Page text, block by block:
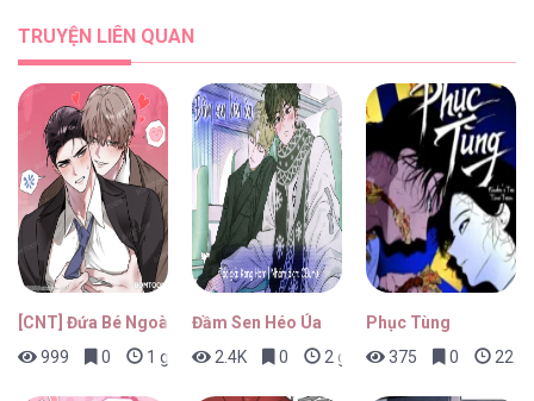
Dazzling Breath [...] – Chap 39
Dazzling Breath [...] – Chap 38
TRUYỆN LIÊN QUAN
[CNT] Đứa Bé Ngoài Ý Muốn
999
0 1 giờ trước
Đầm Sen Héo Úa
2.4K
0 2 giờ trước
Phục Tùng
375
0 22